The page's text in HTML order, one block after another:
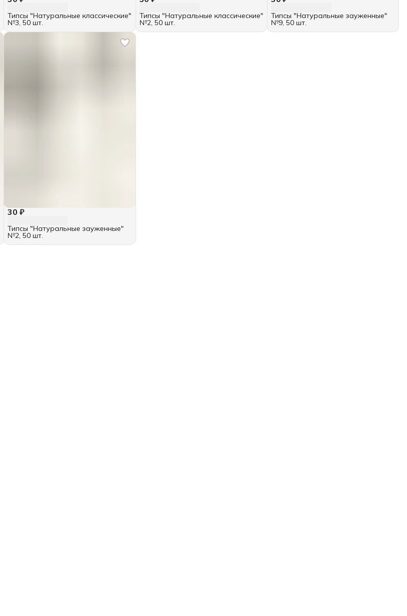
Типсы "Натуральные классические"
№3, 50 шт.
Типсы "Натуральные классические"
№2, 50 шт.
Типсы "Натуральные зауженные"
№9, 50 шт.
30 ₽
Типсы "Натуральные зауженные"
№2, 50 шт.